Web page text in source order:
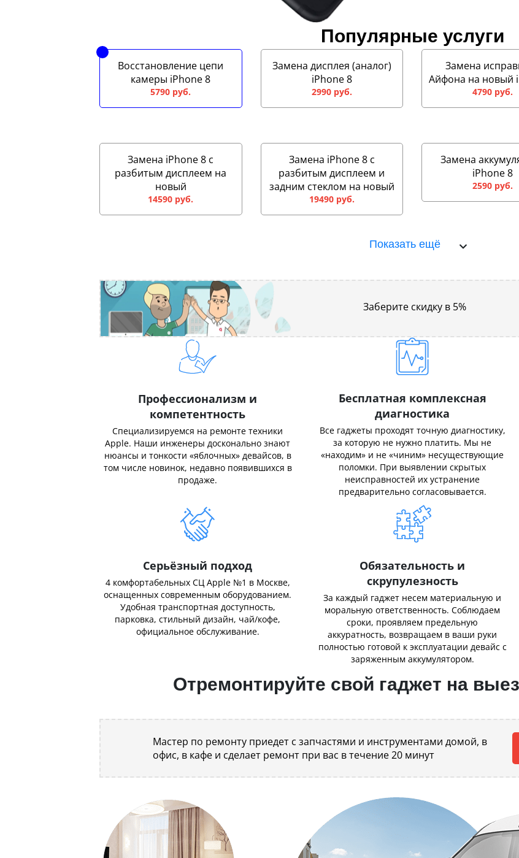
Популярные услуги
Восстановление цепи
камеры iPhone 8
5790 руб.
Замена дисплея (аналог)
iPhone 8
2990 руб.
Замена
Айфона на новый
4790 руб.
Замена iPhone 8 с
разбитым дисплеем на
новый
14590 руб.
Замена iPhone 8 с
разбитым дисплеем и
задним стеклом на новый
19490 руб.
Замена
iPhone 8
2590 руб.
Показать ещё
Заберите скидку в 5%
Профессионализм и
компетентность
Специализируемся на ремонте техники
Apple. Наши инженеры досконально знают
нюансы и тонкости «яблочных» девайсов, в
том числе новинок, недавно появившихся в
продаже.
Бесплатная комплексная
диагностика
Все гаджеты проходят точную диагностику,
за которую не нужно платить. Мы не
«находим» и не «чиним» несуществующие
поломки. При выявлении скрытых
неисправностей их устранение
предварительно согласовывается.
Серьёзный подход
4 комфортабельных СЦ Apple №1 в Москве,
оснащенных современным оборудованием.
Удобная транспортная доступность,
парковка, стильный дизайн, чай/кофе,
официальное обслуживание.
Обязательность и
скрупулезность
За каждый гаджет несем материальную и
моральную ответственность. Соблюдаем
сроки, проявляем предельную
аккуратность, возвращаем в ваши руки
полностью готовой к эксплуатации девайс с
заряженным аккумулятором.
Отремонтируйте свой гаджет на
Мастер по ремонту приедет с запчастями и инструментами домой, в
офис, в кафе и сделает ремонт при вас в течение 20 минут